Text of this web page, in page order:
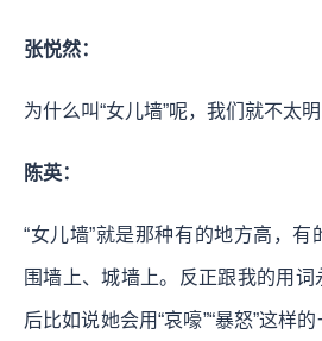
张悦然：
为什么叫“女儿墙”呢，我们就不太明
陈英：
“女儿墙”就是那种有的地方高，
围墙上、城墙上。反正跟我的用
后比如说她会用“哀嚎”“暴怒”这样